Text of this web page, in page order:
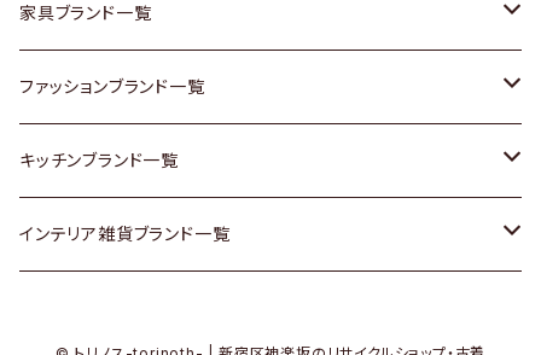
チェスト
その他家具
Vintageヴィンテージ / Antiqueアンティーク
Designers / デザイナーズ
靴
スカーフ
腕時計
Vintage / ヴィンテージ
Vintage / ヴィンテージ
銀製品
和物 / 作家物
その他キッチン雑貨
その他楽器
家具ブランド一覧
ACME Furniture / アクメ ファニチャー
ACTUS / アクタス
arflex / アルフレックス
ファッションブランド一覧
agnes b / アニエス ベー
BALLY / バリー
キッチンブランド一覧
ARABIA / アラビア
インテリア雑貨ブランド一覧